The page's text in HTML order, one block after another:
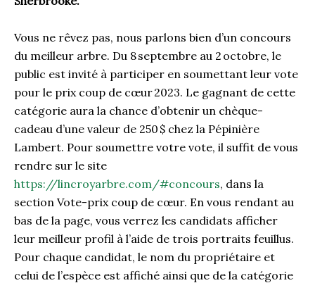
Vous ne rêvez pas, nous parlons bien d’un concours
du meilleur arbre. Du 8 septembre au 2 octobre, le
public est invité à participer en soumettant leur vote
pour le prix coup de cœur 2023. Le gagnant de cette
catégorie aura la chance d’obtenir un chèque-
cadeau d’une valeur de 250 $ chez la Pépinière
Lambert. Pour soumettre votre vote, il suffit de vous
rendre sur le site
https://lincroyarbre.com/#concours, dans la
section Vote-prix coup de cœur. En vous rendant au
bas de la page, vous verrez les candidats afficher
leur meilleur profil à l’aide de trois portraits feuillus.
Pour chaque candidat, le nom du propriétaire et
celui de l’espèce est affiché ainsi que de la catégorie